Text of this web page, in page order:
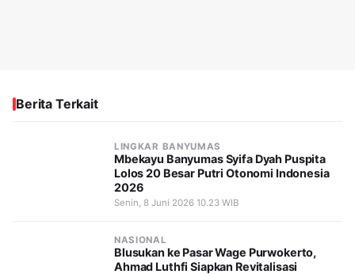
Berita Terkait
LINGKAR BANYUMAS
Mbekayu Banyumas Syifa Dyah Puspita
Lolos 20 Besar Putri Otonomi Indonesia
2026
Senin, 8 Juni 2026 10.23 WIB
NASIONAL
Blusukan ke Pasar Wage Purwokerto,
Ahmad Luthfi Siapkan Revitalisasi